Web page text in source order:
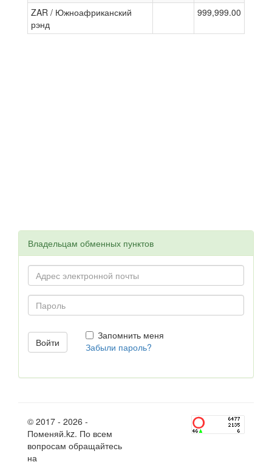
ZAR / Южноафриканский
рэнд
999,999.00
Владельцам обменных пунктов
Запомнить меня
Забыли пароль?
© 2017 - 2026 -
Поменяй.kz. По всем
вопросам обращайтесь
на